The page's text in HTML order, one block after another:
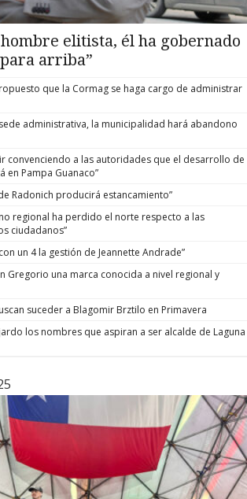
elitista, él ha gobernado
arriba”
que la Cormag se haga cargo de administrar
administrativa, la municipalidad hará abandono
convenciendo a las autoridades que el desarrollo de
en Pampa Guanaco”
Radonich producirá estancamiento”
regional ha perdido el norte respecto a las
ciudadanos”
un 4 la gestión de Jeannette Andrade”
Gregorio una marca conocida a nivel regional y
suceder a Blagomir Brztilo en Primavera
los nombres que aspiran a ser alcalde de Laguna